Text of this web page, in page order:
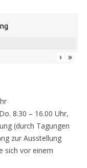
› »
8.30 – 16.00 Uhr,
(durch Tagungen
zur Ausstellung
sich vor einem